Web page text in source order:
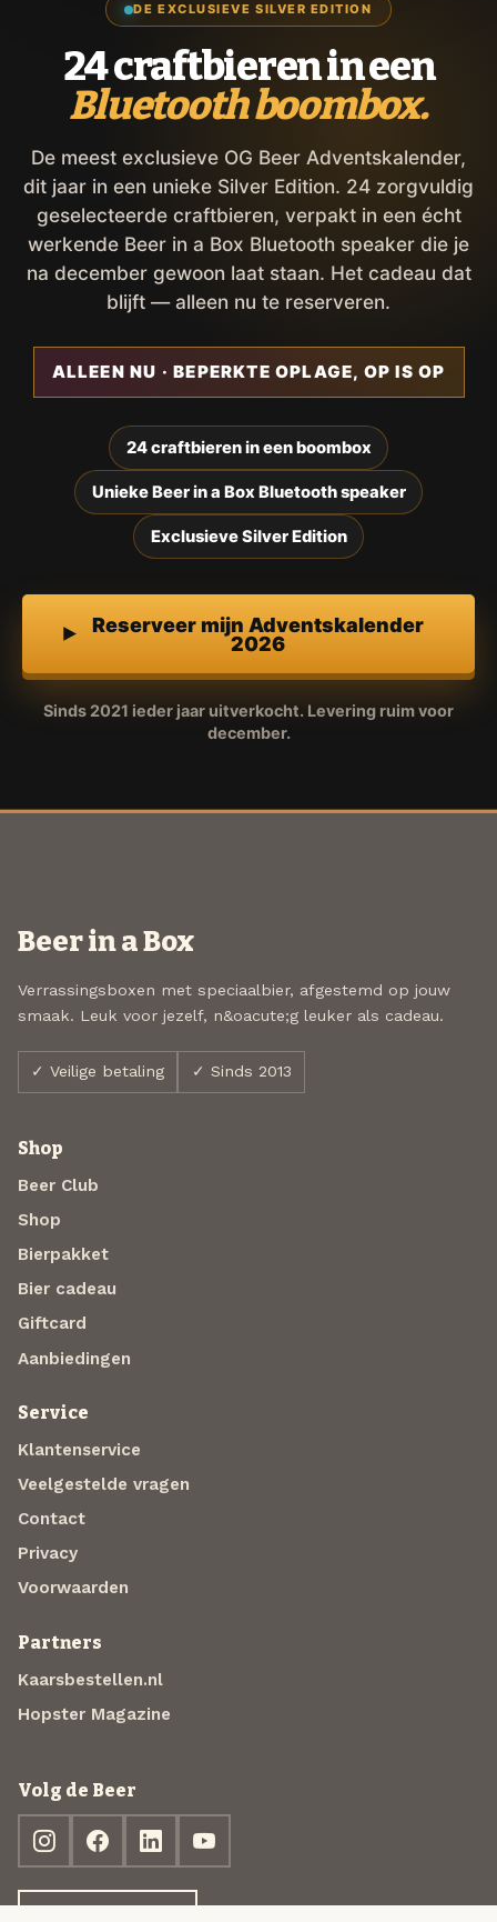
DE EXCLUSIEVE SILVER EDITION
24 craftbieren in een
Bluetooth boombox.
De meest exclusieve OG Beer Adventskalender,
dit jaar in een unieke Silver Edition. 24 zorgvuldig
geselecteerde craftbieren, verpakt in een écht
werkende Beer in a Box Bluetooth speaker die je
na december gewoon laat staan. Het cadeau dat
blijft — alleen nu te reserveren.
ALLEEN NU · BEPERKTE OPLAGE, OP IS OP
24 craftbieren in een boombox
Unieke Beer in a Box Bluetooth speaker
Exclusieve Silver Edition
Reserveer mijn Adventskalender
2026
Sinds 2021 ieder jaar uitverkocht. Levering ruim voor
december.
Beer in a Box
Verrassingsboxen met speciaalbier, afgestemd op jouw
smaak. Leuk voor jezelf, n&oacute;g leuker als cadeau.
✓ Veilige betaling ✓ Sinds 2013
Shop
Beer Club
Shop
Bierpakket
Bier cadeau
Giftcard
Aanbiedingen
Service
Klantenservice
Veelgestelde vragen
Contact
Privacy
Voorwaarden
Partners
Kaarsbestellen.nl
Hopster Magazine
Volg de Beer